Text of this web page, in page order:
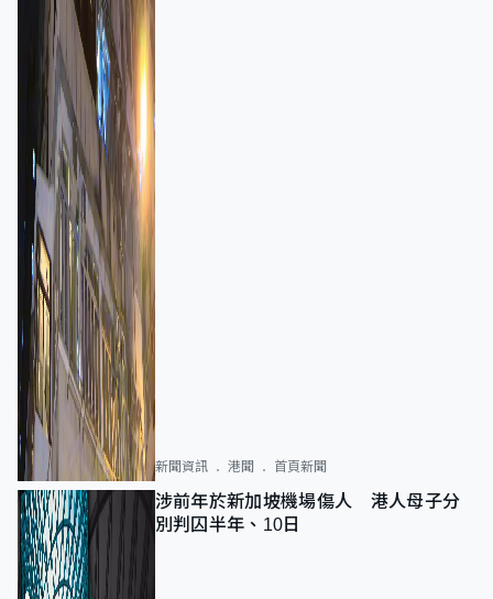
新聞資訊 港聞 首頁新聞
涉前年於新加坡機場傷人 港人母子分
別判囚半年、10日